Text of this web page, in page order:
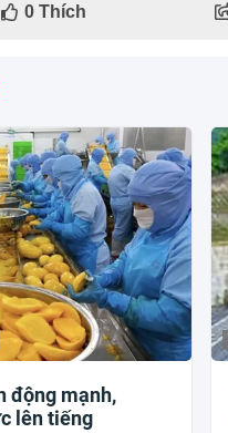
0Thích
động mạnh,
lên tiếng